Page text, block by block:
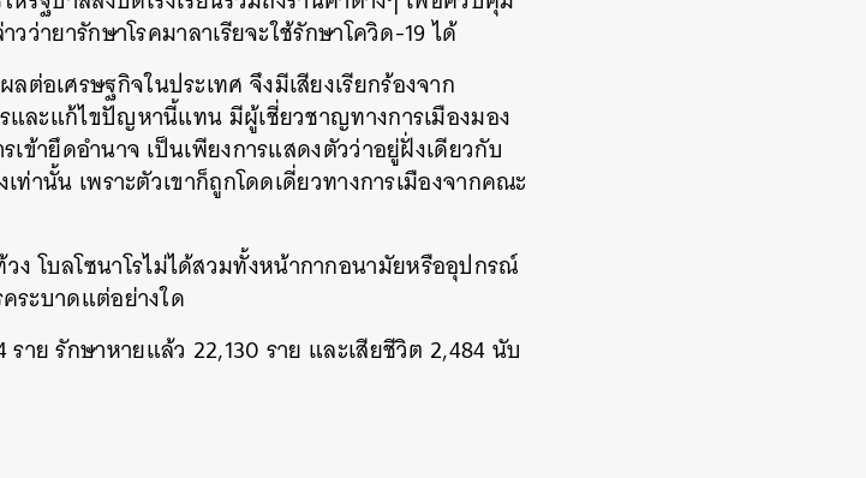
ว่ายารักษาโรคมาลาเรียจะใช้รักษาโควิด-19 ได้
ต่อเศรษฐกิจในประเทศ จึงมีเสียงเรียกร้องจาก
และแก้ไขปัญหานี้แทน มีผู้เชี่ยวชาญทางการเมืองมอง
เข้ายึดอำนาจ เป็นเพียงการแสดงตัวว่าอยู่ฝั่งเดียวกับ
ท่านั้น เพราะตัวเขาก็ถูกโดดเดี่ยวทางการเมืองจากคณะ
ง โบลโซนาโรไม่ได้สวมทั้งหน้ากากอนามัยหรืออุปกรณ์
ระบาดแต่อย่างใด
าย รักษาหายแล้ว 22,130 ราย และเสียชีวิต 2,484 นับ